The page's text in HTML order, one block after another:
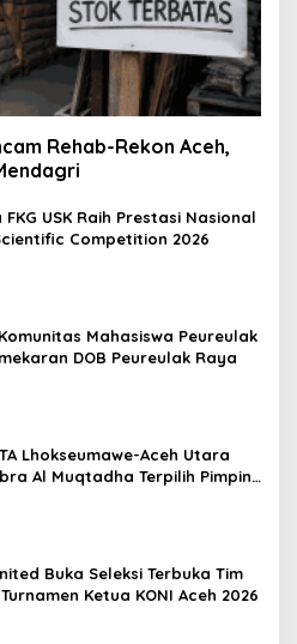
Rehab-Rekon Aceh,
FKG USK Raih Prestasi Nasional
Competition 2026
Mahasiswa Peureulak
DOB Peureulak Raya
Lhokseumawe-Aceh Utara
Al Muqtadha Terpilih Pimpin
Buka Seleksi Terbuka Tim
Ketua KONI Aceh 2026